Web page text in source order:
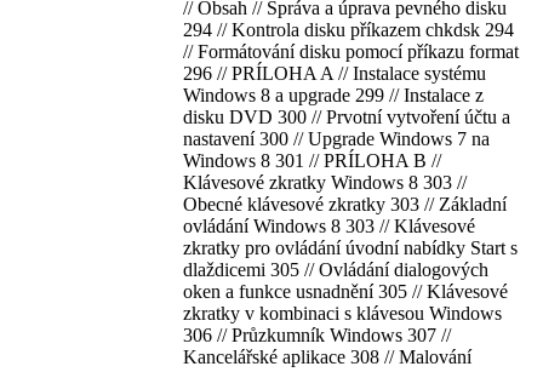
// Obsah // Správa a úprava pevného disku
294 // Kontrola disku příkazem chkdsk 294
// Formátování disku pomocí příkazu format
296 // PRÍLOHA A // Instalace systému
Windows 8 a upgrade 299 // Instalace z
disku DVD 300 // Prvotní vytvoření účtu a
nastavení 300 // Upgrade Windows 7 na
Windows 8 301 // PRÍLOHA B //
Klávesové zkratky Windows 8 303 //
Obecné klávesové zkratky 303 // Základní
ovládání Windows 8 303 // Klávesové
zkratky pro ovládání úvodní nabídky Start s
dlaždicemi 305 // Ovládání dialogových
oken a funkce usnadnění 305 // Klávesové
zkratky v kombinaci s klávesou Windows
306 // Průzkumník Windows 307 //
Kancelářské aplikace 308 // Malování